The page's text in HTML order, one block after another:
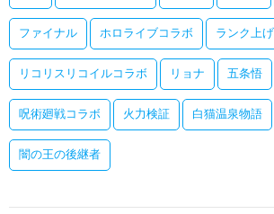
ファイナル ホロライブコラボ ランク上げ
リコリスリコイルコラボ リョナ 五条悟
呪術廻戦コラボ 火力検証 白猫温泉物語
闇の王の後継者